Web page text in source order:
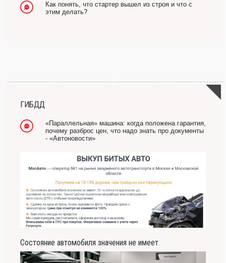
Как понять, что стартер вышел из строя и что с
этим делать?
ГИБДД
«Параллельная» машина: когда положена гарантия,
почему разброс цен, что надо знать про документы
- «Автоновости»
Состояние автомобиля значения не имеет